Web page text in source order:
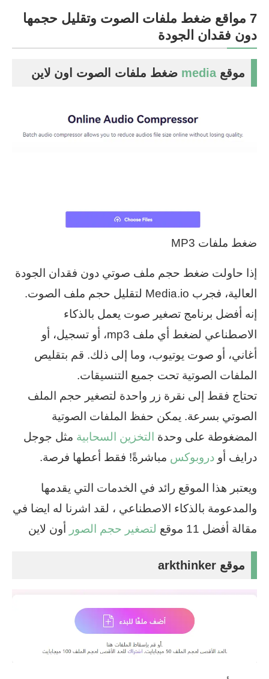
7 مواقع ضغط ملفات الصوت وتقليل حجمها
دون فقدان الجودة
موقعmedia ضغط ملفات الصوت اون لاين
ضغط ملفات MP3
إذا حاولت ضغط حجم ملف صوتي دون فقدان الجودة
العالية، فجرب Media.io لتقليل حجم ملف الصوت.
إنه أفضل برنامج تصغير صوت يعمل بالذكاء
الاصطناعي لضغط أي ملف mp3، أو تسجيل، أو
أغاني، أو صوت يوتيوب، وما إلى ذلك. قم بتقليص
الملفات الصوتية تحت جميع التنسيقات.
تحتاج فقط إلى نقرة زر واحدة لتصغير حجم الملف
الصوتي بسرعة. يمكن حفظ الملفات الصوتية
المضغوطة على وحدة التخزين السحابية مثل جوجل
درايف أو دروبوكس مباشرةً! فقط أعطها فرصة.
ويعتبر هذا الموقع رائد في الخدمات التي يقدمها
والمدعومة بالذكاء الاصطناعي ، لقد اشرنا له ايضا في
مقالة أفضل 11 موقع
لتصغير حجم الصور أون لاين
موقع arkthinker